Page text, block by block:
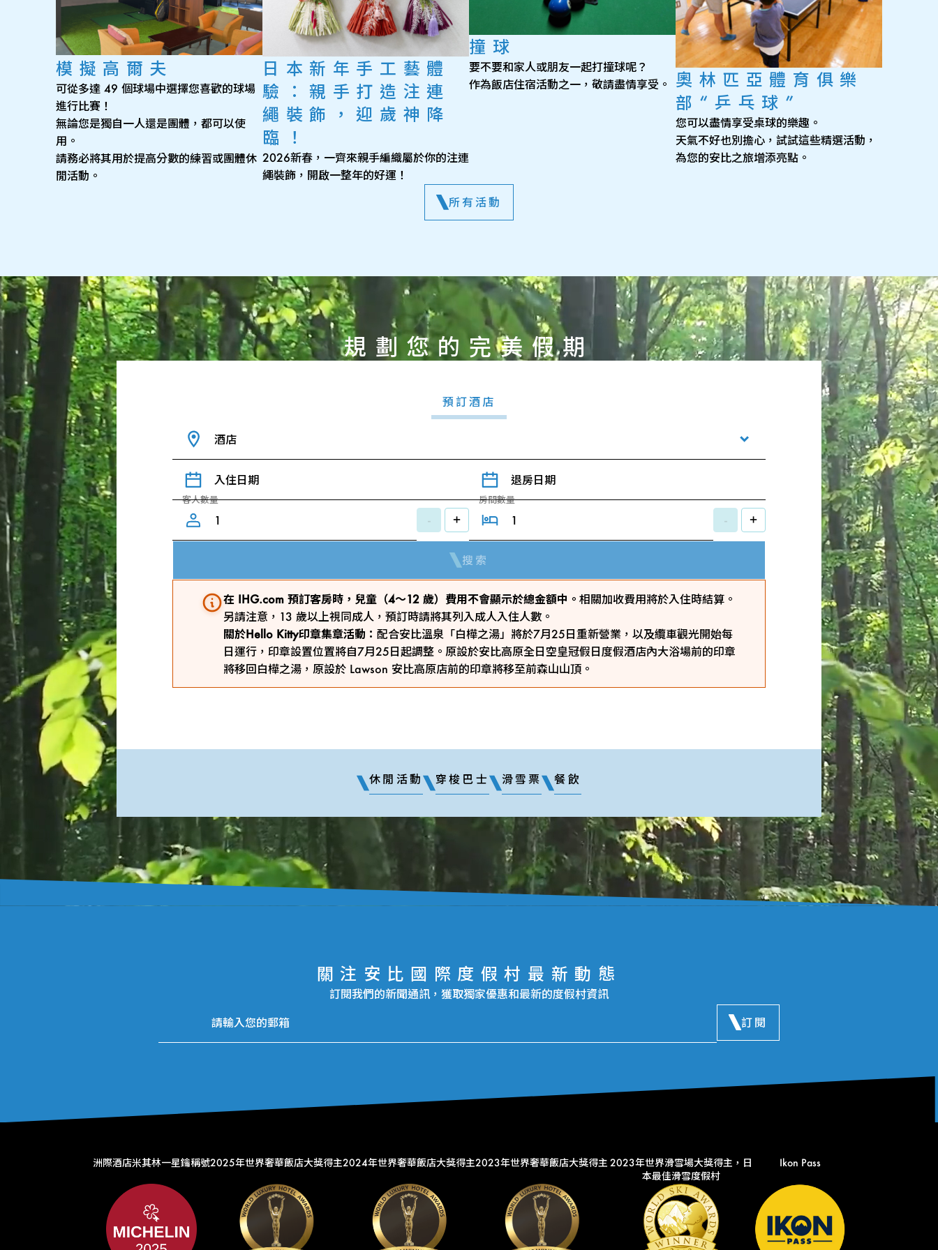
模擬高爾夫
可從多達 49 個球場中選擇您喜歡的球場
進行比賽！
無論您是獨自一人還是團體，都可以使
用。
請務必將其用於提高分數的練習或團體休
閒活動。
日本新年手工藝體
驗：親手打造注連
繩裝飾，迎歲神降
臨！
2026新春，一齊來親手編織屬於你的注連
繩裝飾，開啟一整年的好運！
撞球
要不要和家人或朋友一起打撞球呢？
作為飯店住宿活動之一，敬請盡情享受。
奧林匹亞體育俱樂
部“乒乓球”
您可以盡情享受桌球的樂趣。
天氣不好也別擔心，試試這些精選活動，
為您的安比之旅增添亮點。
所有活動
規劃您的完美假期
預訂酒店
酒店
入住日期 退房日期
客人數量
- +
房間數量
- +
搜索
在 IHG.com 預訂客房時，兒童（4～12 歲）費用不會顯示於總金額中。 相關加收費用將於入住時結算。
另請注意，13 歲以上視同成人，預訂時請將其列入成人入住人數。
關於Hello Kitty印章集章活動： 配合安比溫泉「白樺之湯」將於7月25日重新營業，以及纜車觀光開始每
日運行，印章設置位置將自7月25日起調整。原設於安比高原全日空皇冠假日度假酒店內大浴場前的印章
將移回白樺之湯，原設於 Lawson 安比高原店前的印章將移至前森山山頂。
休閒活動 穿梭巴士 滑雪票 餐飲
關注安比國際度假村最新動態
訂閱我們的新聞通訊，獲取獨家優惠和最新的度假村資訊
訂閱
洲際酒店米其林一星鑰稱號2025年世界奢華飯店大獎得主2024年世界奢華飯店大獎得主2023年世界奢華飯店大獎得主 2023年世界滑雪場大獎得主，日
本最佳滑雪度假村
Ikon Pass